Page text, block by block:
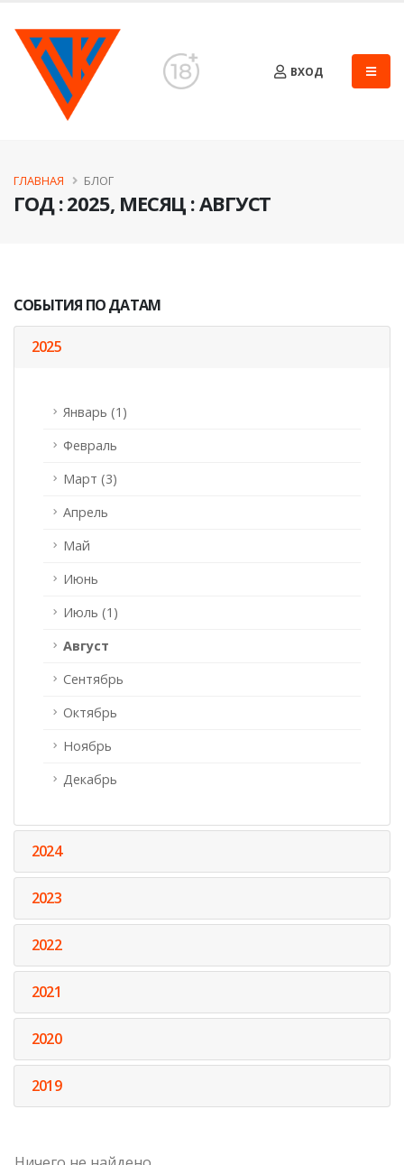
ВХОД
ГОД : 2025, МЕСЯЦ : АВГУСТ
ГЛАВНАЯ БЛОГ
СОБЫТИЯ ПО ДАТАМ
2025
Январь (1)
Февраль
Март (3)
Апрель
Май
Июнь
Июль (1)
Август
Сентябрь
Октябрь
Ноябрь
Декабрь
2024
2023
2022
2021
2020
2019